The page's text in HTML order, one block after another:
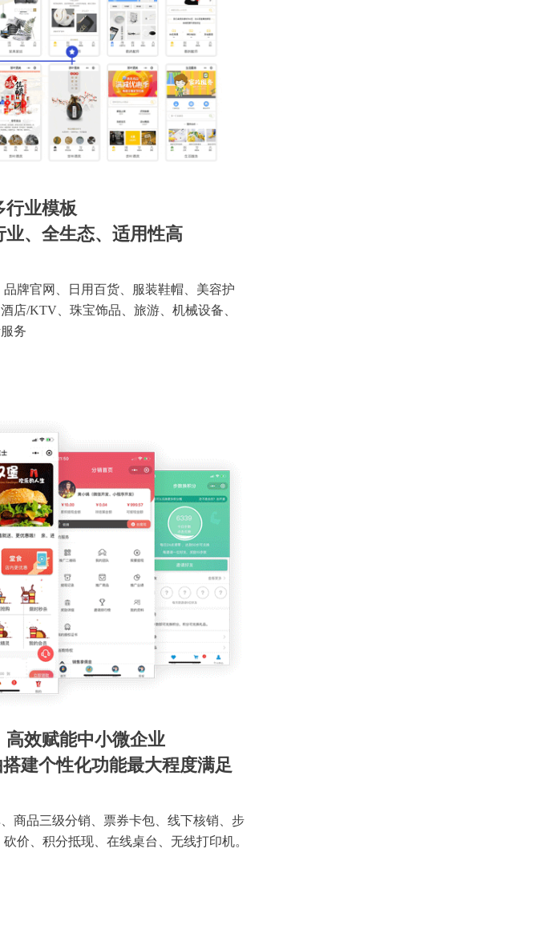
行业模板
、全生态、适用性高
牌官网、日用百货、服装鞋帽、美容护
店/KTV、珠宝饰品、旅游、机械设备、
务
效赋能中小微企业
建个性化功能最大程度满足
商品三级分销、票券卡包、线下核销、步
价、积分抵现、在线桌台、无线打印机。